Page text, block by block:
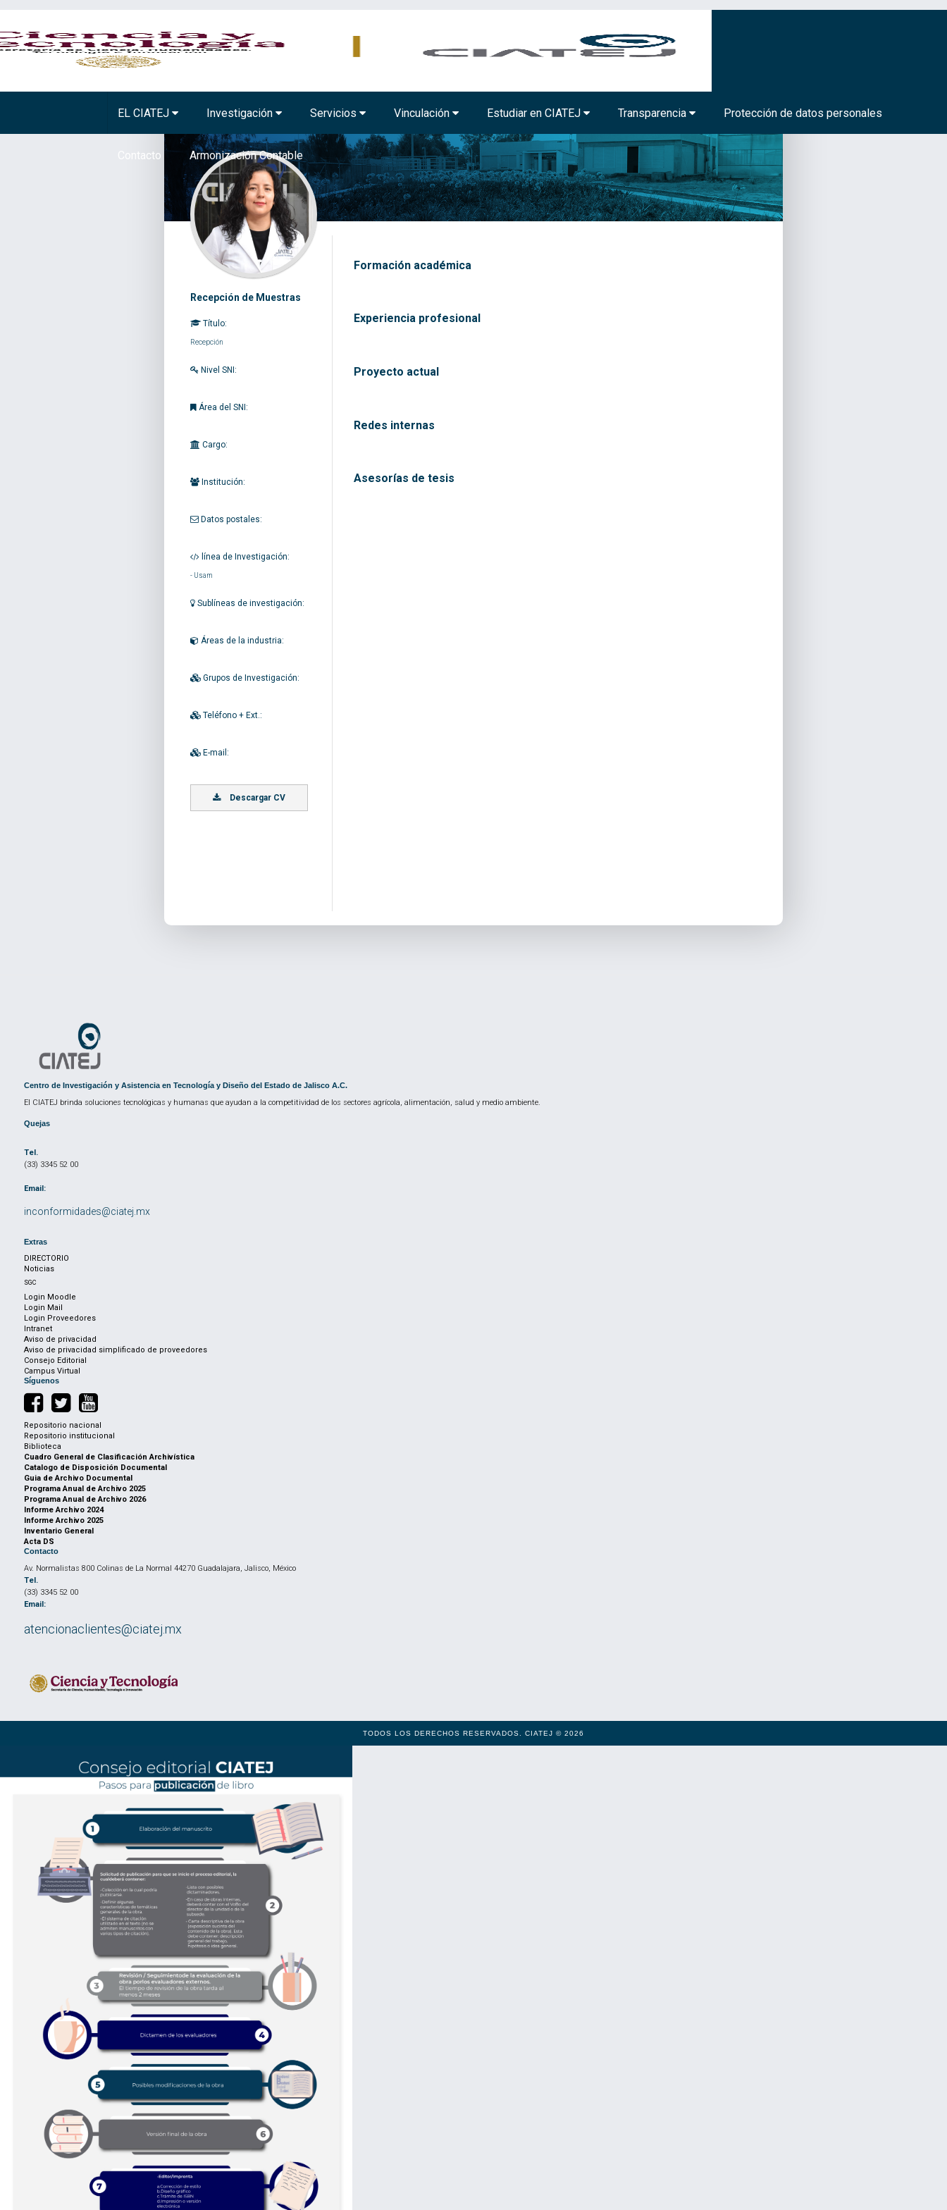
EL CIATEJ Investigación Servicios Vinculación Estudiar en CIATEJ Transparencia Protección de datos personales
Contacto Armonización Contable
Recepción de Muestras
Título:
Recepción
Nivel SNI:
Área del SNI:
Cargo:
Institución:
Datos postales:
línea de Investigación:
- Usam
Sublíneas de investigación:
Áreas de la industria:
Grupos de Investigación:
Teléfono + Ext.:
E-mail:
Descargar CV
Formación académica
Experiencia profesional
Proyecto actual
Redes internas
Asesorías de tesis
Centro de Investigación y Asistencia en Tecnología y Diseño del Estado de Jalisco A.C.
El CIATEJ brinda soluciones tecnológicas y humanas que ayudan a la competitividad de los sectores agrícola, alimentación, salud y medio ambiente.
Quejas
Tel.
(33) 3345 52 00
Email:
inconformidades@ciatej.mx
Extras
DIRECTORIO
Noticias
SGC
Login Moodle
Login Mail
Login Proveedores
Intranet
Aviso de privacidad
Aviso de privacidad simplificado de proveedores
Consejo Editorial
Campus Virtual
Síguenos
Repositorio nacional
Repositorio institucional
Biblioteca
Cuadro General de Clasificación Archivística
Catalogo de Disposición Documental
Guia de Archivo Documental
Programa Anual de Archivo 2025
Programa Anual de Archivo 2026
Informe Archivo 2024
Informe Archivo 2025
Inventario General
Acta DS
Contacto
Av. Normalistas 800 Colinas de La Normal 44270 Guadalajara, Jalisco, México
Tel.
(33) 3345 52 00
Email:
atencionaclientes@ciatej.mx
TODOS LOS DERECHOS RESERVADOS. CIATEJ © 2026